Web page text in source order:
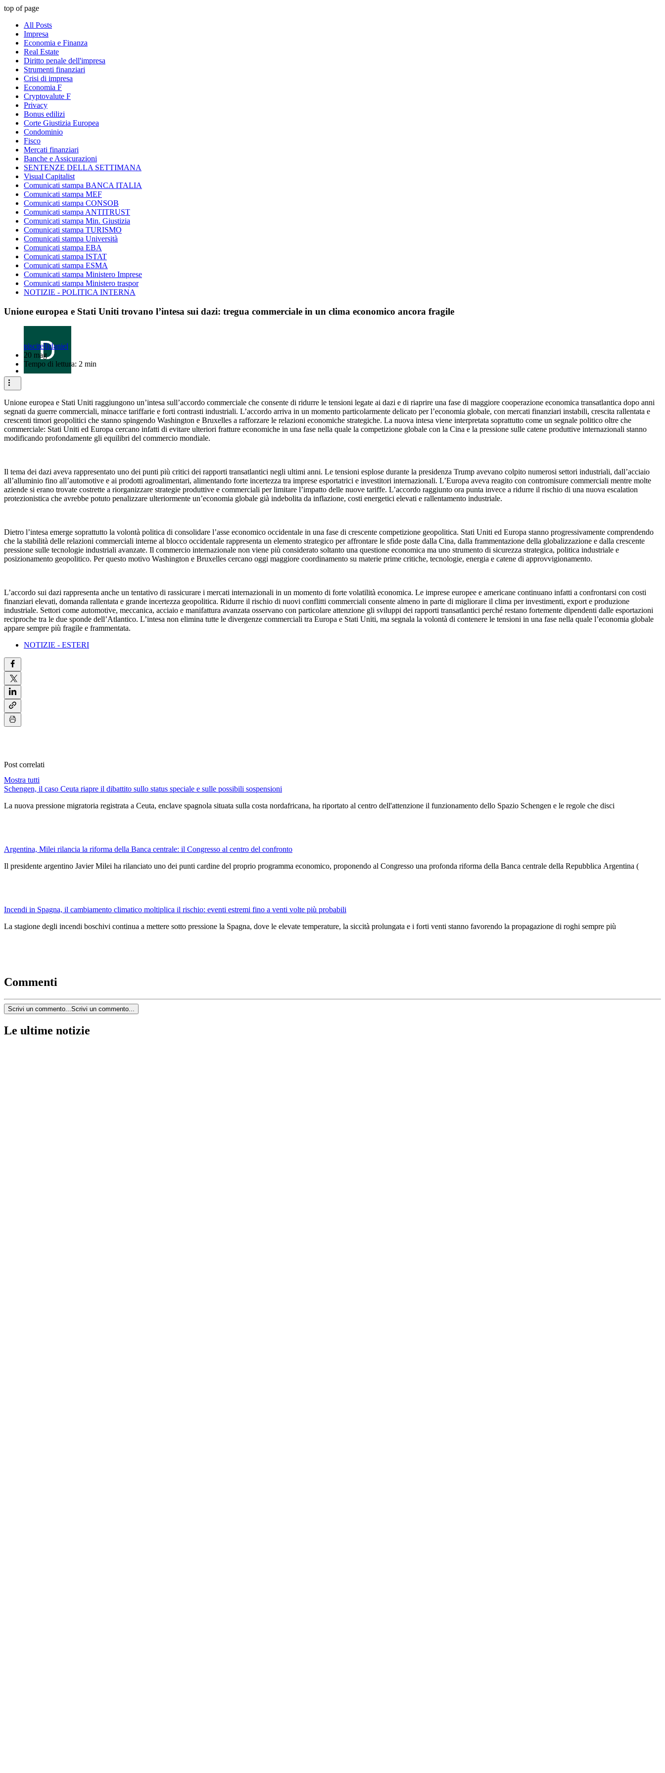
top of page
All Posts
Impresa
Economia e Finanza
Real Estate
Diritto penale dell'impresa
Strumenti finanziari
Crisi di impresa
Economia F
Cryptovalute F
Privacy
Bonus edilizi
Corte Giustizia Europea
Condominio
Fisco
Mercati finanziari
Banche e Assicurazioni
SENTENZE DELLA SETTIMANA
Visual Capitalist
Comunicati stampa BANCA ITALIA
Comunicati stampa MEF
Comunicati stampa CONSOB
Comunicati stampa ANTITRUST
Comunicati stampa Min. Giustizia
Comunicati stampa TURISMO
Comunicati stampa Università
Comunicati stampa EBA
Comunicati stampa ISTAT
Comunicati stampa ESMA
Comunicati stampa Ministero Imprese
Comunicati stampa Ministero traspor
NOTIZIE - POLITICA INTERNA
Unione europea e Stati Uniti trovano l’intesa sui dazi: tregua commerciale in un clima economico ancora fragile
piscitellidaniel
20 mag
Tempo di lettura: 2 min
Unione europea e Stati Uniti raggiungono un’intesa sull’accordo commerciale che consente di ridurre le tensioni legate ai dazi e di riaprire una fase di maggiore cooperazione economica transatlantica dopo anni
segnati da guerre commerciali, minacce tariffarie e forti contrasti industriali. L’accordo arriva in un momento particolarmente delicato per l’economia globale, con mercati finanziari instabili, crescita rallentata e
crescenti timori geopolitici che stanno spingendo Washington e Bruxelles a rafforzare le relazioni economiche strategiche. La nuova intesa viene interpretata soprattutto come un segnale politico oltre che
commerciale: Stati Uniti ed Europa cercano infatti di evitare ulteriori fratture economiche in una fase nella quale la competizione globale con la Cina e la pressione sulle catene produttive internazionali stanno
modificando profondamente gli equilibri del commercio mondiale.
Il tema dei dazi aveva rappresentato uno dei punti più critici dei rapporti transatlantici negli ultimi anni. Le tensioni esplose durante la presidenza Trump avevano colpito numerosi settori industriali, dall’acciaio
all’alluminio fino all’automotive e ai prodotti agroalimentari, alimentando forte incertezza tra imprese esportatrici e investitori internazionali. L’Europa aveva reagito con contromisure commerciali mentre molte
aziende si erano trovate costrette a riorganizzare strategie produttive e commerciali per limitare l’impatto delle nuove tariffe. L’accordo raggiunto ora punta invece a ridurre il rischio di una nuova escalation
protezionistica che avrebbe potuto penalizzare ulteriormente un’economia globale già indebolita da inflazione, costi energetici elevati e rallentamento industriale.
Dietro l’intesa emerge soprattutto la volontà politica di consolidare l’asse economico occidentale in una fase di crescente competizione geopolitica. Stati Uniti ed Europa stanno progressivamente comprendendo
che la stabilità delle relazioni commerciali interne al blocco occidentale rappresenta un elemento strategico per affrontare le sfide poste dalla Cina, dalla frammentazione della globalizzazione e dalla crescente
pressione sulle tecnologie industriali avanzate. Il commercio internazionale non viene più considerato soltanto una questione economica ma uno strumento di sicurezza strategica, politica industriale e
posizionamento geopolitico. Per questo motivo Washington e Bruxelles cercano oggi maggiore coordinamento su materie prime critiche, tecnologie, energia e catene di approvvigionamento.
L’accordo sui dazi rappresenta anche un tentativo di rassicurare i mercati internazionali in un momento di forte volatilità economica. Le imprese europee e americane continuano infatti a confrontarsi con costi
finanziari elevati, domanda rallentata e grande incertezza geopolitica. Ridurre il rischio di nuovi conflitti commerciali consente almeno in parte di migliorare il clima per investimenti, export e produzione
industriale. Settori come automotive, meccanica, acciaio e manifattura avanzata osservano con particolare attenzione gli sviluppi dei rapporti transatlantici perché restano fortemente dipendenti dalle esportazioni
reciproche tra le due sponde dell’Atlantico. L’intesa non elimina tutte le divergenze commerciali tra Europa e Stati Uniti, ma segnala la volontà di contenere le tensioni in una fase nella quale l’economia globale
appare sempre più fragile e frammentata.
NOTIZIE - ESTERI
Post correlati
Mostra tutti
Schengen, il caso Ceuta riapre il dibattito sullo status speciale e sulle possibili sospensioni
La nuova pressione migratoria registrata a Ceuta, enclave spagnola situata sulla costa nordafricana, ha riportato al centro dell'attenzione il funzionamento dello Spazio Schengen e le regole che disci
Argentina, Milei rilancia la riforma della Banca centrale: il Congresso al centro del confronto
Il presidente argentino Javier Milei ha rilanciato uno dei punti cardine del proprio programma economico, proponendo al Congresso una profonda riforma della Banca centrale della Repubblica Argentina (
Incendi in Spagna, il cambiamento climatico moltiplica il rischio: eventi estremi fino a venti volte più probabili
La stagione degli incendi boschivi continua a mettere sotto pressione la Spagna, dove le elevate temperature, la siccità prolungata e i forti venti stanno favorendo la propagazione di roghi sempre più
Commenti
Scrivi un commento... Scrivi un commento...
Le ultime notizie